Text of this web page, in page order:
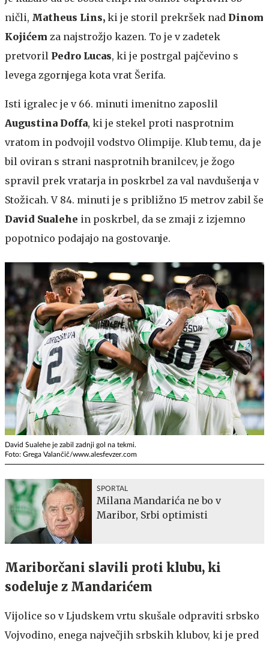
ničli, Matheus Lins, ki je storil prekršek nad Dinom
Kojićem za najstrožjo kazen. To je v zadetek
pretvoril Pedro Lucas, ki je postrgal pajčevino s
levega zgornjega kota vrat Šerifa.
Isti igralec je v 66. minuti imenitno zaposlil
Augustina Doffa, ki je stekel proti nasprotnim
vratom in podvojil vodstvo Olimpije. Klub temu, da je
bil oviran s strani nasprotnih branilcev, je žogo
spravil prek vratarja in poskrbel za val navdušenja v
Stožicah. V 84. minuti je s približno 15 metrov zabil še
David Sualehe in poskrbel, da se zmaji z izjemno
popotnico podajajo na gostovanje.
David Sualehe je zabil zadnji gol na tekmi.
Foto: Grega Valančič/www.alesfevzer.com
SPORTAL
Milana Mandarića ne bo v
Maribor, Srbi optimisti
Mariborčani slavili proti klubu, ki
sodeluje z Mandarićem
Vijolice so v Ljudskem vrtu skušale odpraviti srbsko
Vojvodino, enega največjih srbskih klubov, ki je pred